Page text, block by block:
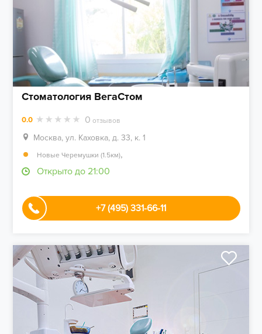
Стоматология ВегаСтом
0.0 0 отзывов
Москва, ул. Каховка, д. 33, к. 1
Новые Черемушки (1.5км),
Открыто до 21:00
+7 (495) 331-66-11